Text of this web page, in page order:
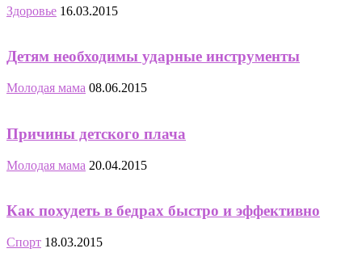
Здоровье 16.03.2015
Детям необходимы ударные инструменты
Молодая мама 08.06.2015
Причины детского плача
Молодая мама 20.04.2015
Как похудеть в бедрах быстро и эффективно
Спорт 18.03.2015